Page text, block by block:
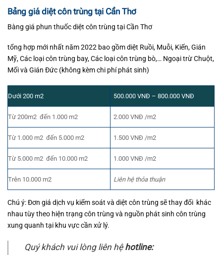
Bảng giá diệt côn trùng tại Cần Thơ
Bàng giá phun thuốc diệt côn trùng tại Cần Thơ
tổng hợp mới nhất năm 2022 bao gồm diệt Ruồi, Muỗi, Kiến, Gián
Mỹ, Các loại côn trùng bay, Các loại côn trùng bò,… Ngoại trừ Chuột,
Mối và Gián Đức (không kèm chi phí phát sinh)
Dưới 200 m2 500.000 VNĐ – 800.000 VNĐ
Từ 200m2 đến 1.000 m2 2.000 VNĐ /m2
Từ 1.000 m2 đến 5.000 m2 1.500 VNĐ /m2
Từ 5.000 m2 đến 10.000 m2 1.000 VNĐ /m2
Trên 10.000 m2 Liên hệ thỏa thuận
Chú ý: Đơn giá dịch vụ kiểm soát và diệt côn trùng sẽ thay đổi khác
nhau tùy theo hiện trạng côn trùng và nguồn phát sinh côn trùng
xung quanh tại khu vực cần xử lý.
Quý khách vui lòng liên hệ hotline: